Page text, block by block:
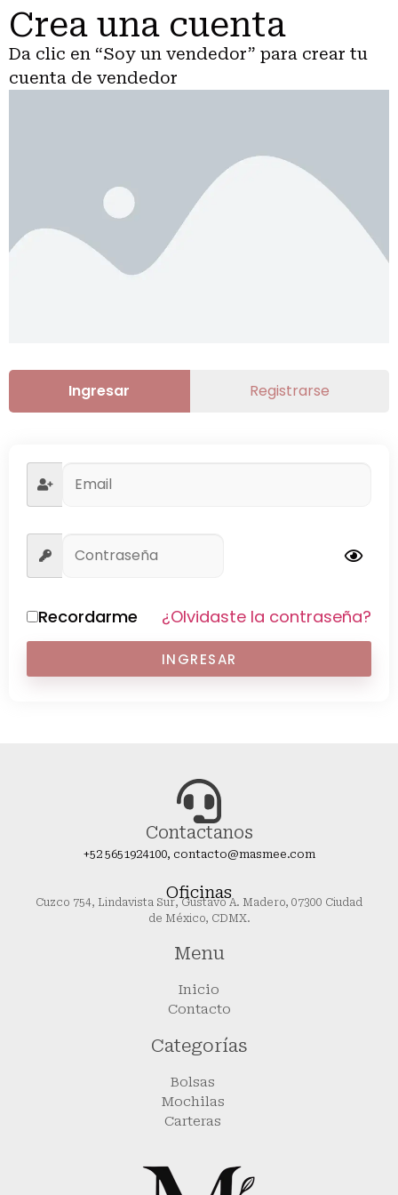
Crea una cuenta
Da clic en “Soy un vendedor” para crear tu
cuenta de vendedor
Ingresar Registrarse
Recordarme ¿Olvidaste la contraseña?
INGRESAR
Contactanos
+52 5651924100, contacto@masmee.com
Oficinas
Cuzco 754, Lindavista Sur, Gustavo A. Madero, 07300 Ciudad
de México, CDMX.
Menu
Inicio
Contacto
Categorías
Bolsas
Mochilas
Carteras